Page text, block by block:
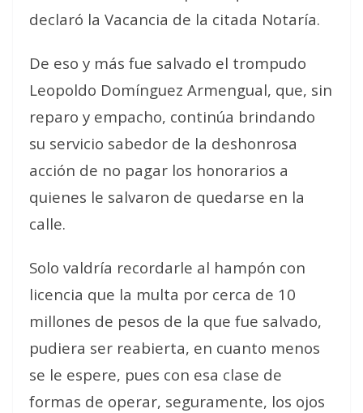
declaró la Vacancia de la citada Notaría.
De eso y más fue salvado el trompudo
Leopoldo Domínguez Armengual, que, sin
reparo y empacho, continúa brindando
su servicio sabedor de la deshonrosa
acción de no pagar los honorarios a
quienes le salvaron de quedarse en la
calle.
Solo valdría recordarle al hampón con
licencia que la multa por cerca de 10
millones de pesos de la que fue salvado,
pudiera ser reabierta, en cuanto menos
se le espere, pues con esa clase de
formas de operar, seguramente, los ojos